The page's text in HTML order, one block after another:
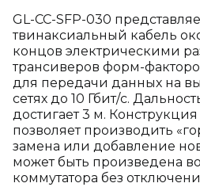
GL-CC-SFP-030
твинаксиальный кабель
концов электрическими
трансиверов форм-
для передачи данных на
сетях до 10 Гбит/с.
достигает 3 м. Конструкция
позволяет производить
замена или добавление
может быть произведена
коммутатора без